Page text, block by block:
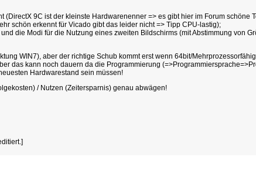
(DirectX 9C ist der kleinste Hardwarenenner => es gibt hier im Forum schöne
schön erkennt für Vicado gibt das leider nicht => Tipp CPU-lastig);
die Modi für die Nutzung eines zweiten Bildschirms (mit Abstimmung von
WIN7), aber der richtige Schub kommt erst wenn 64bit/
das kann noch dauern da die Programmierung
Hardwarestand sein müssen!
/ Nutzen (Zeitersparnis) genau abwägen!